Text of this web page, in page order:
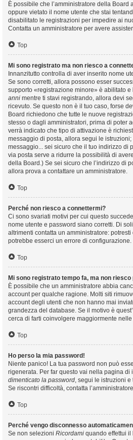
È possibile che l’amministratore della
oppure vietato il nome utente che stai
disabilitato le registrazioni per impedire ai
Contatta un amministratore per avere
Top
Mi sono registrato ma non riesco a
Innanzitutto controlla di aver inserito nome
Se sono corretti, allora possono esser
supporto «registrazione minore» è abilitato e
anni mentre ti stavi registrando, allora devi
ricevuto. Se questo non è il tuo caso, forse
Board richiedono che tutte le nuove
stesso o dagli amministratori, prima di poter
verrà indicato che tipo di attivazione è
messaggio di posta, allora segui le
messaggio... sei sicuro che il tuo indirizzo di
via posta serve a ridurre la possibilità di
della Board.) Se sei sicuro che l’indirizzo di
allora prova a contattare un amministratore.
Top
Perché non riesco a connettermi?
Ci sono svariati motivi per cui questo
nome utente e password siano corretti. Di
altrimenti contatta un amministratore:
potrebbe esserci un errore di configurazione.
Top
Mi sono registrato tempo fa, ma non
È possibile che un amministratore abbia
account per qualche ragione. Molti siti
account degli utenti che non hanno mai
grandezza del database. Se il motivo è
cerca di farti coinvolgere maggiormente
Top
Ho perso la mia password!
Niente panico! La tua password non può
rigenerata. Per far questo vai nella pagina di
dimenticato la password, segui le istruzioni
Se riscontri difficoltà, contatta
Top
Perché vengo disconnesso
Se non selezioni Ricordami quando effettui il